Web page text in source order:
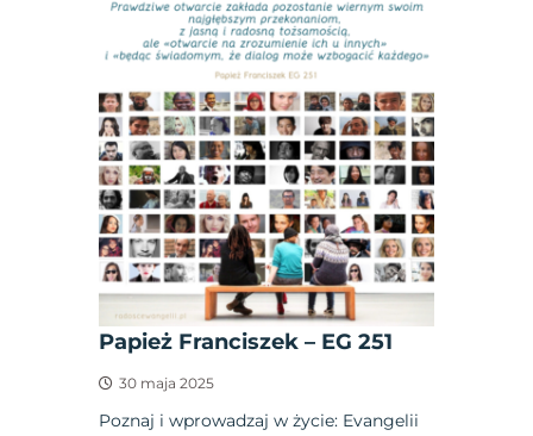
Papież Franciszek – EG 251
30 maja 2025
Poznaj i wprowadzaj w życie: Evangelii